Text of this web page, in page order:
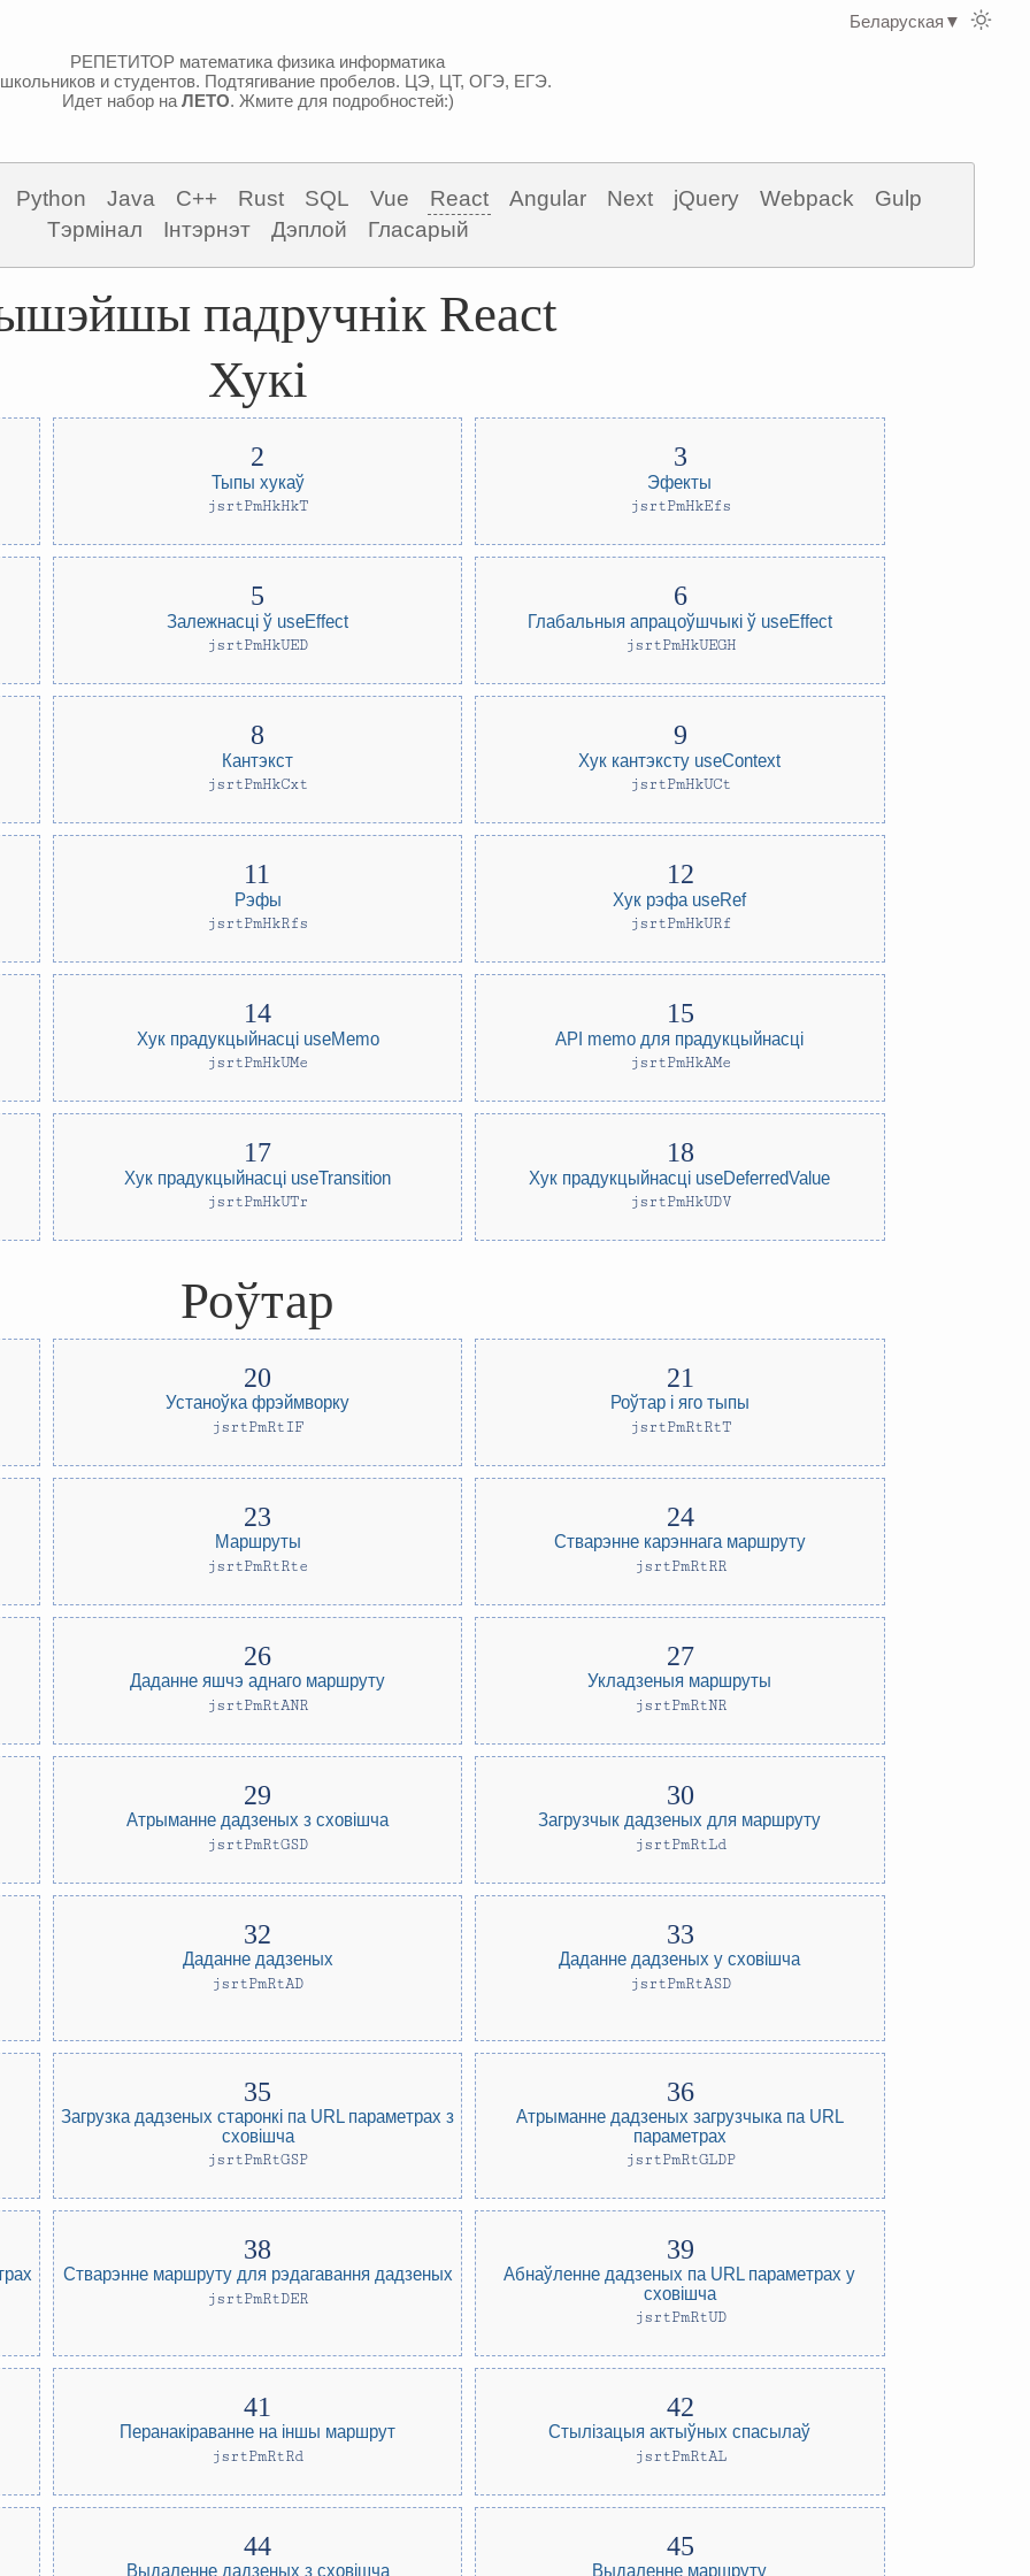
РЕПЕТИТОР математика физика информатика
и студентов. Подтягивание пробелов. ЦЭ, ЦТ, ОГЭ, ЕГЭ.
Идет набор на ЛЕТО. Жмите для подробностей:)
Python Java C++ Rust SQL Vue React Angular Next jQuery Webpack
Gulp
Тэрмінал
Інтэрнэт Дэплой Гласарый
падручнік React
Хукі
Тыпы хукаў
jsrtPmHkHkT
Эфекты
jsrtPmHkEfs
Залежнасці ў useEffect
jsrtPmHkUED
Глабальныя апрацоўшчыкі ў useEffect
jsrtPmHkUEGH
Кантэкст
jsrtPmHkCxt
Хук кантэксту useContext
jsrtPmHkUCt
Рэфы
jsrtPmHkRfs
Хук рэфа useRef
jsrtPmHkURf
Хук прадукцыйнасці useMemo
jsrtPmHkUMe
API memo для прадукцыйнасці
jsrtPmHkAMe
Хук прадукцыйнасці useTransition
jsrtPmHkUTr
Хук прадукцыйнасці useDeferredValue
jsrtPmHkUDV
Роўтар
Устаноўка фрэймворку
jsrtPmRtIF
Роўтар і яго тыпы
jsrtPmRtRtT
Маршруты
jsrtPmRtRte
Стварэнне карэннага маршруту
jsrtPmRtRR
Даданне яшчэ аднаго маршруту
jsrtPmRtANR
Укладзеныя маршруты
jsrtPmRtNR
Атрыманне дадзеных з сховішча
jsrtPmRtGSD
Загрузчык дадзеных для маршруту
jsrtPmRtLd
Даданне дадзеных
jsrtPmRtAD
Даданне дадзеных у сховішча
jsrtPmRtASD
Загрузка дадзеных старонкі па URL параметрах з
сховішча
jsrtPmRtGSP
Атрыманне дадзеных загрузчыка па URL
параметрах
jsrtPmRtGLDP
Стварэнне маршруту для рэдагавання дадзеных
jsrtPmRtDER
Абнаўленне дадзеных па URL параметрах у
сховішча
jsrtPmRtUD
Перанакіраванне на іншы маршрут
jsrtPmRtRd
Стылізацыя актыўных спасылаў
jsrtPmRtAL
Выдаленне дадзеных з сховішча Выдаленне маршруту
Беларуская ▼